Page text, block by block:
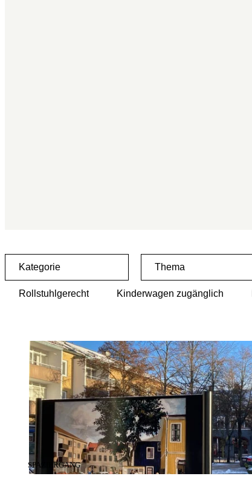
Kategorie Thema
Rollstuhlgerecht Kinderwagen zugänglich
KATEGORIE:
SPAZIERGANG